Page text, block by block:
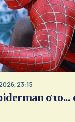
23:15
στο...